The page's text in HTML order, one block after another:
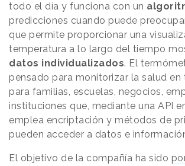
todo el día y funciona con un
predicciones cuando puede
que permite proporcionar una
temperatura a lo largo del tiempo
datos individualizados. El
pensado para monitorizar la salud en
para familias, escuelas, negocios,
instituciones que, mediante una API
emplea encriptación y métodos de
pueden acceder a datos e
El objetivo de la compañía ha sido